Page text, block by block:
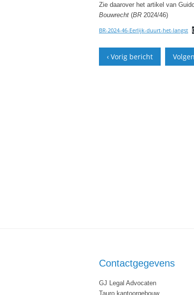
Zie daarover het artikel van
Bouwrecht (BR 2024/46)
BR-2024-46-Eerlijk-duurt-het-langst
‹ Vorig bericht
Contactgegevens
GJ Legal Advocaten
Tauro kantoorgebouw